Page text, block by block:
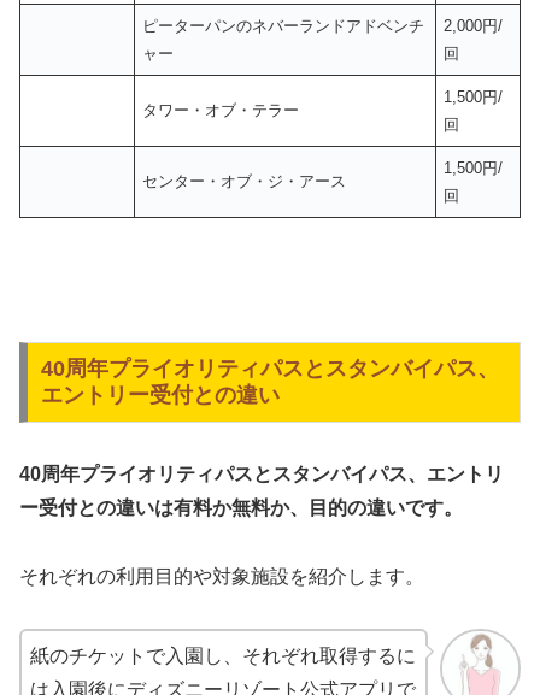
ピーターパンのネバーランドアドベンチ
ャー
2,000円/
回
タワー・オブ・テラー
1,500円/
回
センター・オブ・ジ・アース
1,500円/
回
40周年プライオリティパスとスタンバイパス、
エントリー受付との違い
40周年プライオリティパスとスタンバイパス、エントリ
ー受付との違いは有料か無料か、目的の違いです。
それぞれの利用目的や対象施設を紹介します。
紙のチケットで入園し、それぞれ取得するに
は入園後にディズニーリゾート公式アプリで